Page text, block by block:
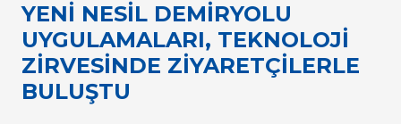
YENİ NESİL DEMİRYOLU
UYGULAMALARI, TEKNOLOJİ
ZİRVESİNDE ZİYARETÇİLERLE
BULUŞTU